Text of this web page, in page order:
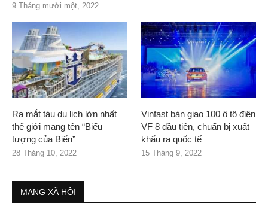
9 Tháng mười một, 2022
Ra mắt tàu du lịch lớn nhất
thế giới mang tên “Biểu
tượng của Biển”
28 Tháng 10, 2022
Vinfast bàn giao 100 ô tô điện
VF 8 đầu tiên, chuẩn bị xuất
khẩu ra quốc tế
15 Tháng 9, 2022
MẠNG XÃ HỘI